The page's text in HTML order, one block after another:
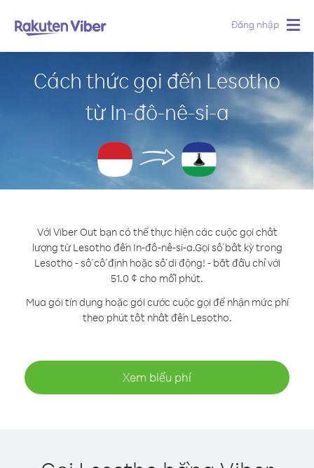
Đăng nhập
Cách thức gọi đến Lesotho
từ In-đô-nê-si-a
Với Viber Out bạn có thể thực hiện các cuộc gọi chất
lượng từ Lesotho đến In-đô-nê-si-a.Gọi số bất kỳ trong
Lesotho - số cố định hoặc số di động! - bắt đầu chỉ với
51.0 ¢ cho mỗi phút.
Mua gói tín dụng hoặc gói cước cuộc gọi để nhận mức phí
theo phút tốt nhất đến Lesotho.
Xem biểu phí